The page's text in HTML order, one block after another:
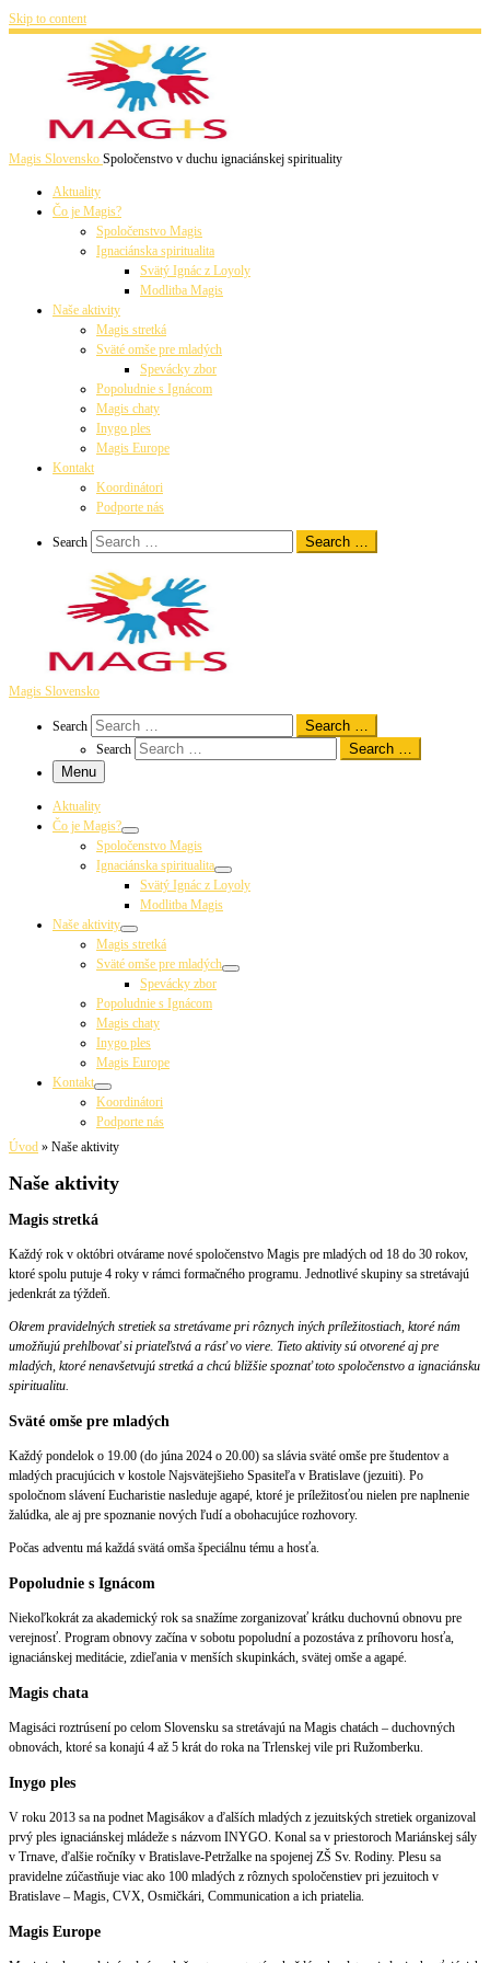
Skip to content
Magis Slovensko Spoločenstvo v duchu ignaciánskej spirituality
Aktuality
Čo je Magis?
Spoločenstvo Magis
Ignaciánska spiritualita
Svätý Ignác z Loyoly
Modlitba Magis
Naše aktivity
Magis stretká
Sväté omše pre mladých
Spevácky zbor
Popoludnie s Ignácom
Magis chaty
Inygo ples
Magis Europe
Kontakt
Koordinátori
Podporte nás
Search
Search Search …
Magis Slovensko
Search
Search Search …
Search
Search …
Menu
Aktuality
Čo je Magis?
Spoločenstvo Magis
Ignaciánska spiritualita
Svätý Ignác z Loyoly
Modlitba Magis
Naše aktivity
Magis stretká
Sväté omše pre mladých
Spevácky zbor
Popoludnie s Ignácom
Magis chaty
Inygo ples
Magis Europe
Kontakt
Koordinátori
Podporte nás
Úvod » Naše aktivity
Naše aktivity
Magis stretká
Každý rok v októbri otvárame nové spoločenstvo Magis pre mladých od 18 do 30 rokov,
ktoré spolu putuje 4 roky v rámci formačného programu. Jednotlivé skupiny sa stretávajú
jedenkrát za týždeň.
Okrem pravidelných stretiek sa stretávame pri rôznych iných príležitostiach, ktoré nám
umožňujú prehlbovať si priateľstvá a rásť vo viere. Tieto aktivity sú otvorené aj pre
mladých, ktoré nenavšetvujú stretká a chcú bližšie spoznať toto spoločenstvo a ignaciánsku
spiritualitu.
Sväté omše pre mladých
Každý pondelok o 19.00 (do júna 2024 o 20.00) sa slávia sväté omše pre študentov a
mladých pracujúcich v kostole Najsvätejšieho Spasiteľa v Bratislave (jezuiti). Po
spoločnom slávení Eucharistie nasleduje agapé, ktoré je príležitosťou nielen pre naplnenie
žalúdka, ale aj pre spoznanie nových ľudí a obohacujúce rozhovory.
Počas adventu má každá svätá omša špeciálnu tému a hosťa.
Popoludnie s Ignácom
Niekoľkokrát za akademický rok sa snažíme zorganizovať krátku duchovnú obnovu pre
verejnosť. Program obnovy začína v sobotu popoludní a pozostáva z príhovoru hosťa,
ignaciánskej meditácie, zdieľania v menších skupinkách, svätej omše a agapé.
Magis chata
Magisáci roztrúsení po celom Slovensku sa stretávajú na Magis chatách – duchovných
obnovách, ktoré sa konajú 4 až 5 krát do roka na Trlenskej vile pri Ružomberku.
Inygo ples
V roku 2013 sa na podnet Magisákov a ďalších mladých z jezuitských stretiek organizoval
prvý ples ignaciánskej mládeže s názvom INYGO. Konal sa v priestoroch Mariánskej sály
v Trnave, ďalšie ročníky v Bratislave-Petržalke na spojenej ZŠ Sv. Rodiny. Plesu sa
pravidelne zúčastňuje viac ako 100 mladých z rôznych spoločenstiev pri jezuitoch v
Bratislave – Magis, CVX, Osmičkári, Communication a ich priatelia.
Magis Europe